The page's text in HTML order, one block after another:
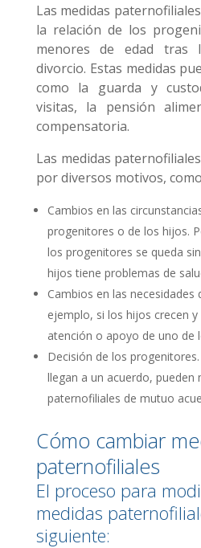
Las medidas
la relación de los
menores de edad tras
divorcio. Estas medidas
como la guarda y
visitas, la pensión
compensatoria.
Las medidas
por diversos motivos,
Cambios en las
progenitores o de los hijos.
los progenitores se queda
hijos tiene problemas de
Cambios en las necesidades
ejemplo, si los hijos crecen
atención o apoyo de uno de
Decisión de los
llegan a un acuerdo, pueden
paternofiliales de mutuo
Cómo cambiar
paternofiliales
El proceso para
medidas
siguiente: